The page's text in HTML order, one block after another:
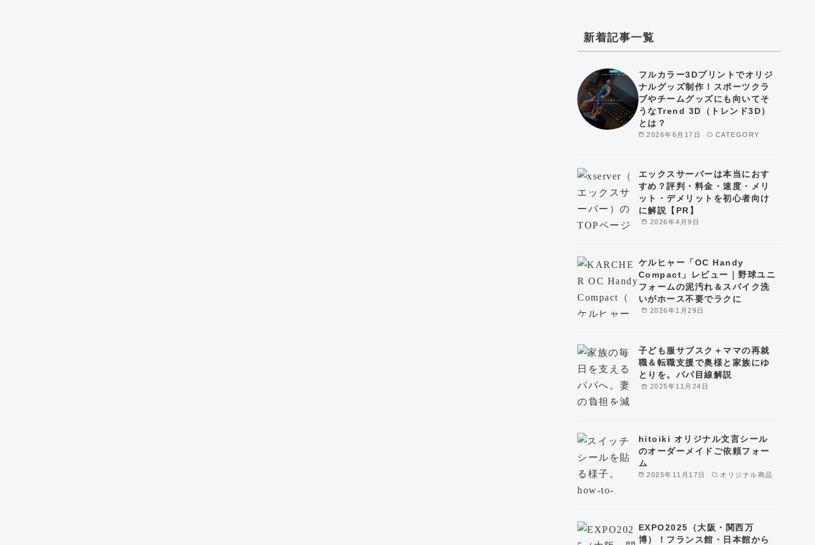
新着記事一覧
2026年6月17日 CATEGORY
フルカラー3Dプリントでオリジ
ナルグッズ制作！スポーツクラ
ブやチームグッズにも向いてそ
うなTrend 3D（トレンド3D）
とは？
2026年4月9日
エックスサーバーは本当におす
すめ？評判・料金・速度・メリ
ット・デメリットを初心者向け
に解説【PR】
2026年1月29日
ケルヒャー「OC Handy
Compact」レビュー｜野球ユニ
フォームの泥汚れ＆スパイク洗
いがホース不要でラクに
2025年11月24日
子ども服サブスク＋ママの再就
職＆転職支援で奥様と家族にゆ
とりを。パパ目線解説
2025年11月17日 オリジナル商品
hitoiki オリジナル文言シール
のオーダーメイドご依頼フォー
ム
EXPO2025（大阪・関西万
博）！フランス館・日本館から